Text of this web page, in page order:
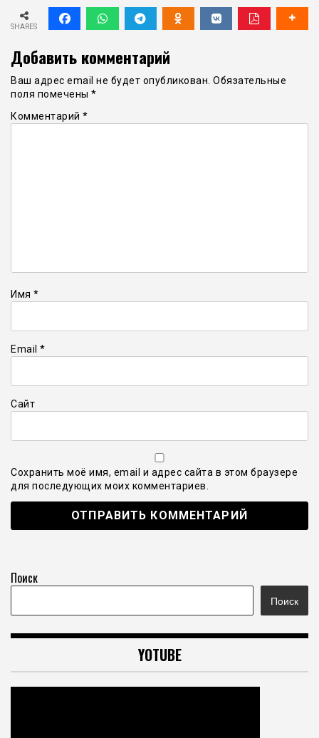
SHARES
Добавить комментарий
Ваш адрес email не будет опубликован. Обязательные
поля помечены *
Комментарий *
Имя *
Email *
Сайт
Сохранить моё имя, email и адрес сайта в этом браузере
для последующих моих комментариев.
Поиск
Поиск
YOTUBE